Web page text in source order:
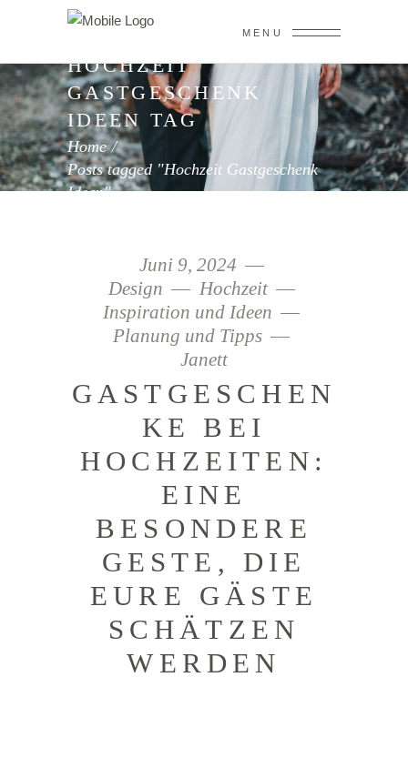
MENU
HOCHZEIT
GASTGESCHENK
IDEEN TAG
Home/
Posts tagged "Hochzeit Gastgeschenk
Ideen"
Juni 9, 2024
Design
Hochzeit
Inspiration und Ideen
Planung und Tipps
Janett
GASTGESCHEN
KE BEI
HOCHZEITEN:
EINE
BESONDERE
GESTE, DIE
EURE GÄSTE
SCHÄTZEN
WERDEN